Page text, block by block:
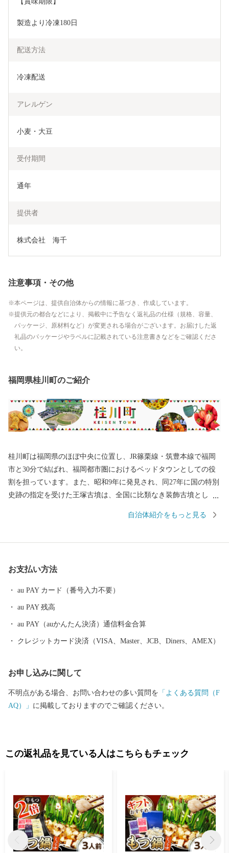
製造より冷凍180日
配送方法
冷凍配送
アレルゲン
小麦・大豆
受付期間
通年
提供者
株式会社　海千
注意事項・その他
本ページは、提供自治体からの情報に基づき、作成しています。
提供元の都合などにより、掲載中に予告なく返礼品の仕様（規格、容量、
パッケージ、原材料など）が変更される場合がございます。お届けした返
礼品のパッケージやラベルに記載されている注意書きなどをご確認くださ
い。
福岡県桂川町のご紹介
桂川町は福岡県のほぼ中央に位置し、JR篠栗線・筑豊本線で福岡
市と30分で結ばれ、福岡都市圏におけるベッドタウンとしての役
割を担っています。また、昭和9年に発見され、同27年に国の特別
史跡の指定を受けた王塚古墳は、全国に比類なき装飾古墳とし
い町の特性を生かしコンパクトでも利便性の高い、みんなが笑顔
自治体紹介をもっと見る
お支払い方法
au PAY カード（番号入力不要）
au PAY 残高
au PAY（auかんたん決済）通信料金合算
クレジットカード決済（VISA、Master、JCB、Diners、AMEX）
お申し込みに関して
不明点がある場合、お問い合わせの多い質問を 「よくある質問（F
AQ）」 に掲載しておりますのでご確認ください。
この返礼品を見ている人はこちらもチェック